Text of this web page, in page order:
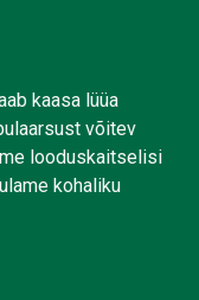
kaasa lüüa
võitev
looduskaitselisi
kohaliku